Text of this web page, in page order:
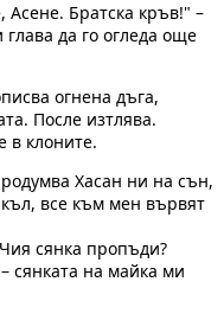
Братска кръв!" –
да го огледа още
огнена дъга,
После изтлява.
в клоните.
Хасан ни на сън,
все към мен вървят
сянка пропъди?
сянката на майка ми